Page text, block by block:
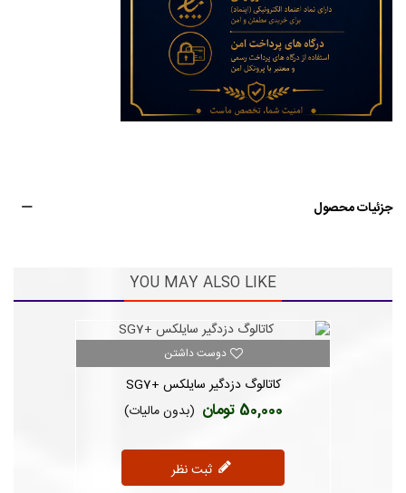
جزئیات محصول
YOU MAY ALSO LIKE
دوست داشتن
کاتالوگ دزدگیر سایلکس +SG7
50,000 تومان (بدون مالیات)
ثبت نظر